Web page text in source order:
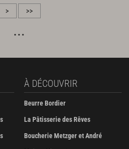
> >>
À DÉCOUVRIR
Beurre Bordier
La Pâtisserie des Rêves
Boucherie Metzger et André